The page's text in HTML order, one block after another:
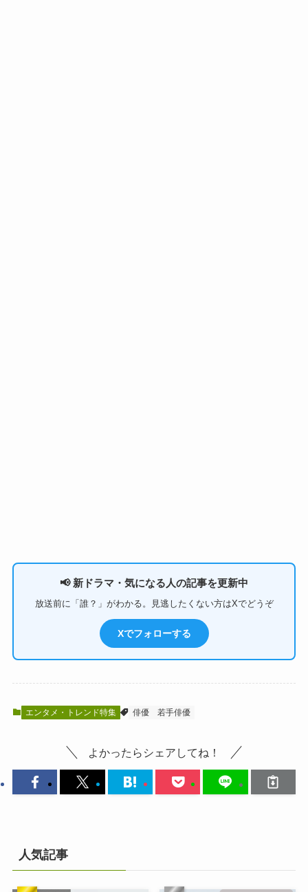
📢 新ドラマ・気になる人の記事を更新中
放送前に「誰？」がわかる。見逃したくない方はXでどうぞ
Xでフォローする
エンタメ・トレンド特集 俳優 若手俳優
よかったらシェアしてね！
人気記事